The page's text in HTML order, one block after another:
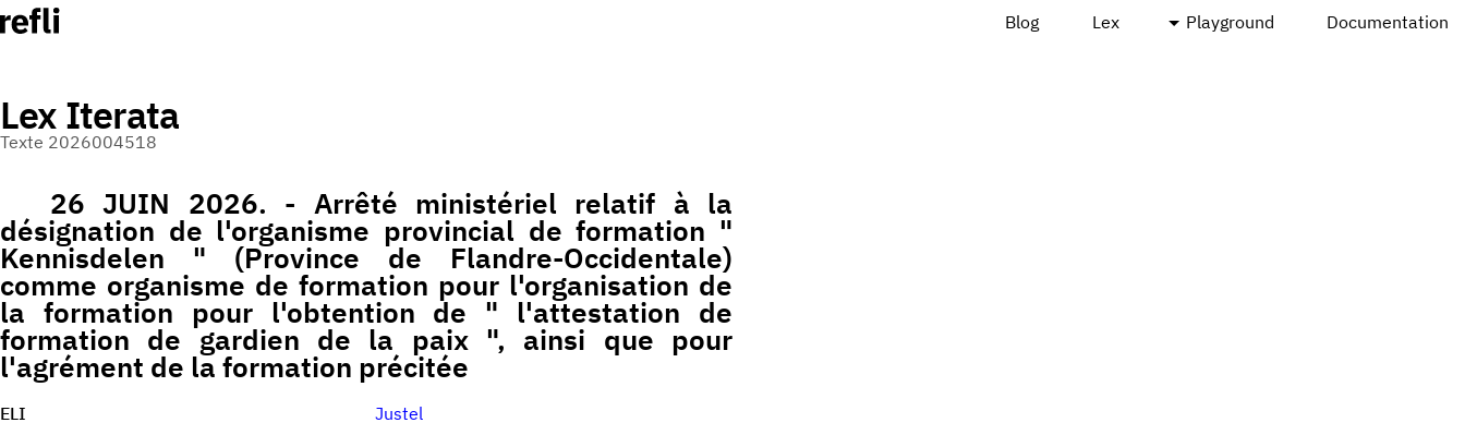
Blog Lex Playground Documentation
Lex Iterata
Texte 2026004518
26 JUIN 2026. - Arrêté ministériel relatif à la
désignation de l'organisme provincial de formation "
Kennisdelen " (Province de Flandre-Occidentale)
comme organisme de formation pour l'organisation de
la formation pour l'obtention de " l'attestation de
formation de gardien de la paix ", ainsi que pour
l'agrément de la formation précitée
ELI
Justel